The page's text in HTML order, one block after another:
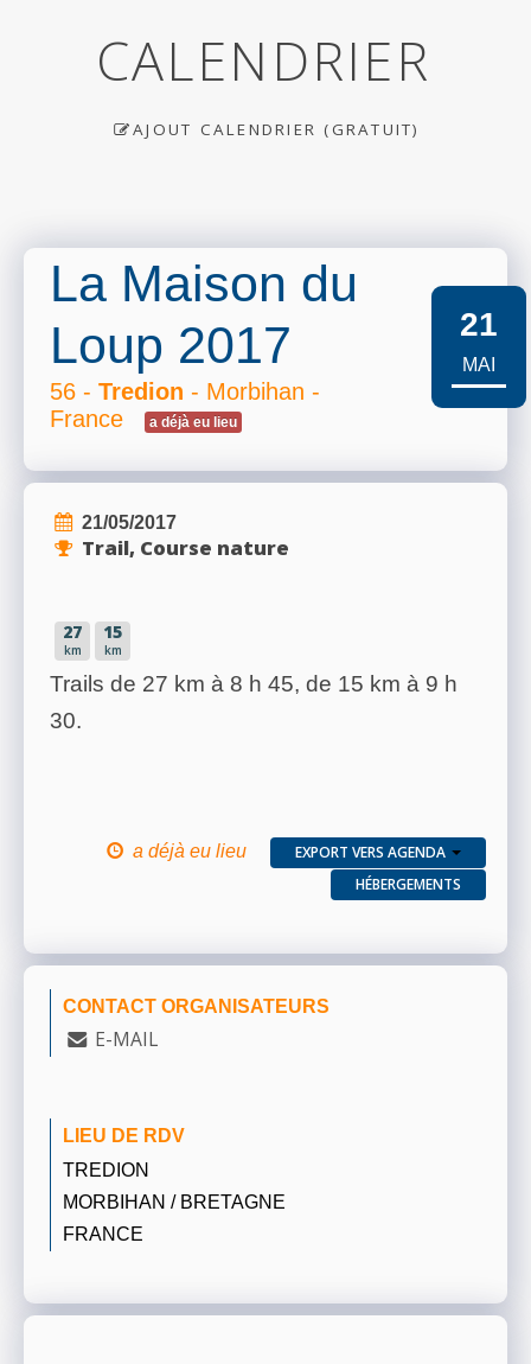
CALENDRIER
AJOUT CALENDRIER (GRATUIT)
La Maison du
Loup 2017
56 - Tredion - Morbihan -
France
a déjà eu lieu
21
MAI
21/05/2017
Trail, Course nature
27
km
15
km
Trails de 27 km à 8 h 45, de 15 km à 9 h
30.
a déjà eu lieu
EXPORT VERS AGENDA
HÉBERGEMENTS
CONTACT ORGANISATEURS
E-MAIL
LIEU DE RDV
TREDION
MORBIHAN / BRETAGNE
FRANCE